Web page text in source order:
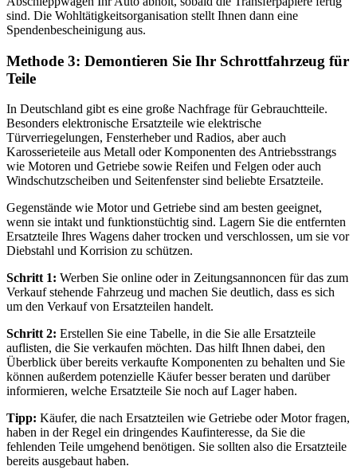
sind. Die Wohltätigkeitsorganisation stellt Ihnen dann eine
Spendenbescheinigung aus.
Methode 3: Demontieren Sie Ihr Schrottfahrzeug für
Teile
In Deutschland gibt es eine große Nachfrage für Gebrauchtteile.
Besonders elektronische Ersatzteile wie elektrische
Türverriegelungen, Fensterheber und Radios, aber auch
Karosserieteile aus Metall oder Komponenten des Antriebsstrangs
wie Motoren und Getriebe sowie Reifen und Felgen oder auch
Windschutzscheiben und Seitenfenster sind beliebte Ersatzteile.
Gegenstände wie Motor und Getriebe sind am besten geeignet,
wenn sie intakt und funktionstüchtig sind. Lagern Sie die entfernten
Ersatzteile Ihres Wagens daher trocken und verschlossen, um sie vor
Diebstahl und Korrision zu schützen.
Schritt 1: Werben Sie online oder in Zeitungsannoncen für das zum
Verkauf stehende Fahrzeug und machen Sie deutlich, dass es sich
um den Verkauf von Ersatzteilen handelt.
Schritt 2: Erstellen Sie eine Tabelle, in die Sie alle Ersatzteile
auflisten, die Sie verkaufen möchten. Das hilft Ihnen dabei, den
Überblick über bereits verkaufte Komponenten zu behalten und Sie
können außerdem potenzielle Käufer besser beraten und darüber
informieren, welche Ersatzteile Sie noch auf Lager haben.
Tipp: Käufer, die nach Ersatzteilen wie Getriebe oder Motor fragen,
haben in der Regel ein dringendes Kaufinteresse, da Sie die
fehlenden Teile umgehend benötigen. Sie sollten also die Ersatzteile
bereits ausgebaut haben.